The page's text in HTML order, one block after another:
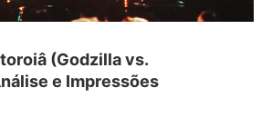
(Godzilla vs.
e Impressões